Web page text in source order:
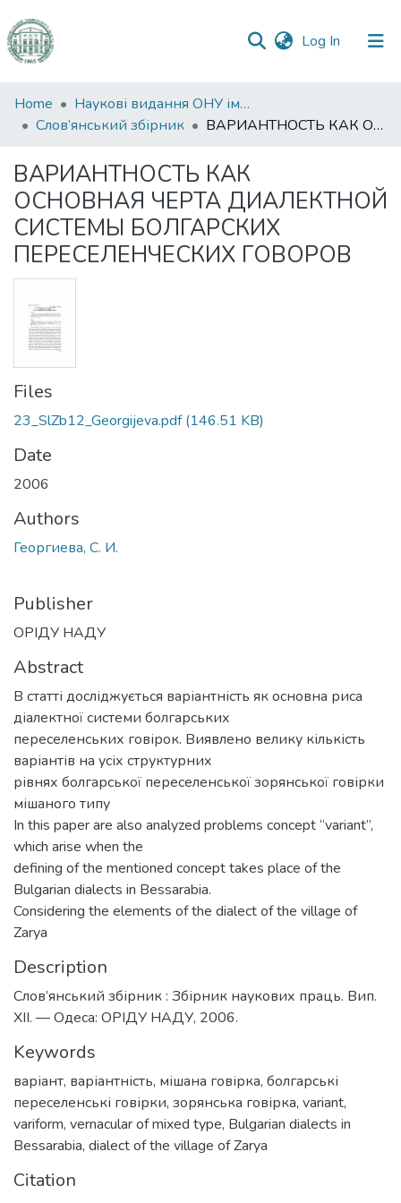
Log In (current)
Communities
&
All of DSpace
Statistics
Home
Наукові видання ОНУ імені І. І. Мечникова
Слов’янський збірник
ВАРИАНТНОСТЬ КАК ОСНОВНАЯ ЧЕРТА ДИАЛЕКТНОЙ СИСТЕМЫ БОЛГАРСКИХ ПЕРЕСЕЛЕНЧЕСКИХ ГОВОРОВ
ВАРИАНТНОСТЬ КАК
ОСНОВНАЯ ЧЕРТА ДИАЛЕКТНОЙ
СИСТЕМЫ БОЛГАРСКИХ
ПЕРЕСЕЛЕНЧЕСКИХ ГОВОРОВ
Files
23_SlZb12_Georgijeva.pdf(146.51 KB)
Date
2006
Authors
Георгиева, С. И.
Publisher
ОРІДУ НАДУ
Abstract
В статті досліджується варіантність як основна риса
діалектної системи болгарських
переселенських говірок. Виявлено велику кількість
варіантів на усіх структурних
рівнях болгарської переселенської зорянської говірки
мішаного типу
In this paper are also analyzed problems concept “variant”,
which arise when the
defining of the mentioned concept takes place of the
Bulgarian dialects in Bessarabia.
Considering the elements of the dialect of the village of
Zarya
Description
Слов’янський збірник : Збірник наукових праць. Вип.
XII. — Одеса: ОРІДУ НАДУ, 2006.
Keywords
варіант, варіантність, мішана говірка, болгарські
переселенські говірки, зорянська говірка, variant,
variform, vernacular of mixed type, Bulgarian dialects in
Bessarabia, dialect of the village of Zarya
Citation